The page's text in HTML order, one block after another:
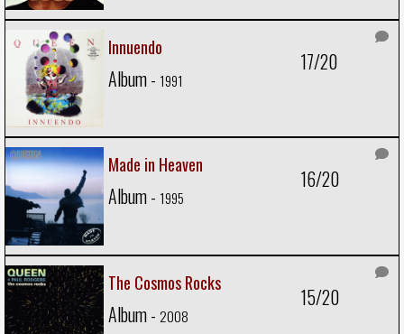
Innuendo
Album - 1991
17/20
Made in Heaven
Album - 1995
16/20
The Cosmos Rocks
Album - 2008
15/20